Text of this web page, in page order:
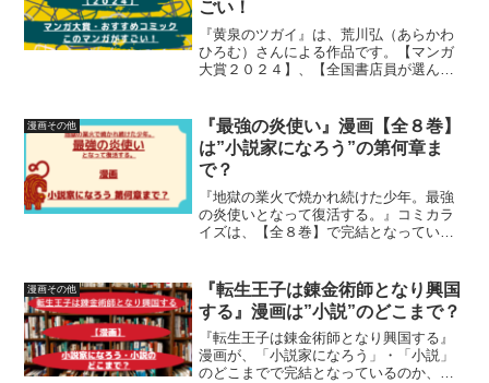
ごい！
『黄泉のツガイ』は、荒川弘（あらかわ
ひろむ）さんによる作品です。【マンガ
大賞２０２４】、【全国書店員が選んだ
く紹介しています
漫画その他
『最強の炎使い』漫画【全８巻】
は”小説家になろう”の第何章ま
で？
『地獄の業火で焼かれ続けた少年。最強
の炎使いとなって復活する。』コミカラ
イズは、【全８巻】で完結となっていま
べの情報を元に詳しく紹介しています
漫画その他
『転生王子は錬金術師となり興国
する』漫画は”小説”のどこまで？
『転生王子は錬金術師となり興国する』
漫画が、「小説家になろう」・「小説」
のどこまでで完結となっているのか、個